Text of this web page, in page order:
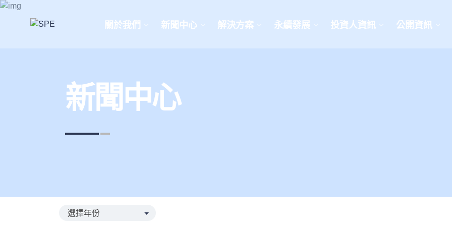
關於我們 新聞中心 解決方案 永續發展 投資人資訊 公開資訊
新聞中心
選擇年份